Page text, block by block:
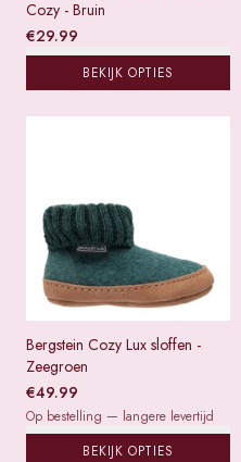
Cozy - Bruin
€29.99
BEKIJK OPTIES
Bergstein Cozy Lux sloffen -
Zeegroen
€49.99
Op bestelling — langere levertijd
BEKIJK OPTIES